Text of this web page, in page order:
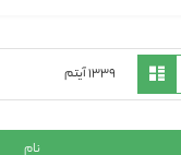
مشاهده
صورت
مشبک ۱۳۳۹آیتم
نام